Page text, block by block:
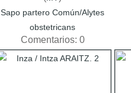
Sapo partero Común/Alytes
obstetricans
Comentarios: 0